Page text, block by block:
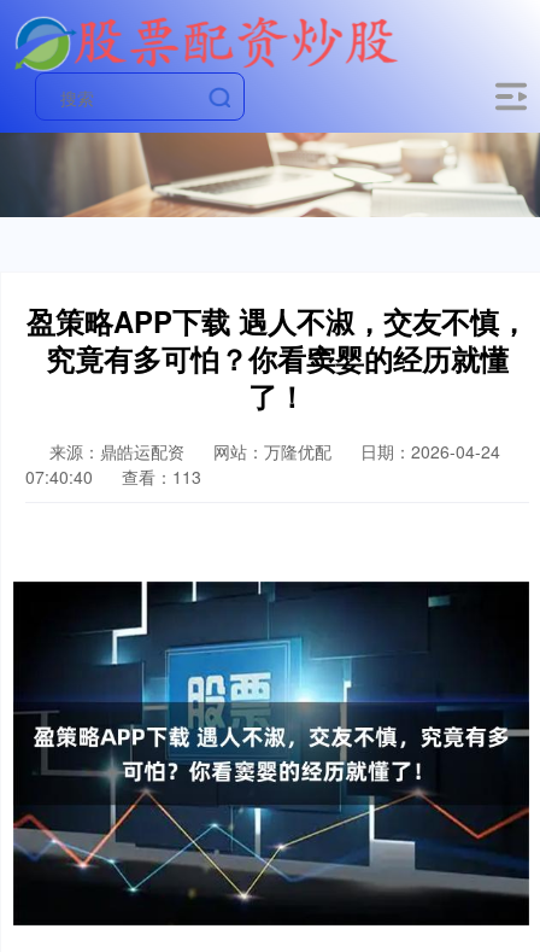
盈策略APP下载 遇人不淑，交友不慎，
究竟有多可怕？你看窦婴的经历就懂
了！
来源：鼎皓运配资 网站：万隆优配
日期：2026-04-24
07:40:40
查看：113